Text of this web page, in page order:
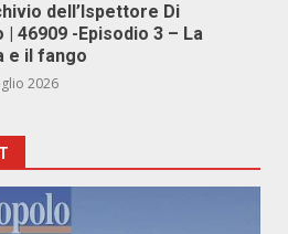
dell’Ispettore Di
| 46909 -Episodio 3 – La
e il fango
2026